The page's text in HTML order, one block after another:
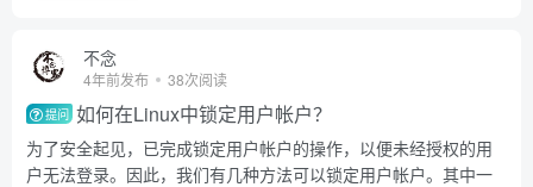
不念
4年前发布 38次阅读
提问 如何在Linux中锁定用户帐户？
为了安全起见，已完成锁定用户帐户的操作，以便未经授权的用
户无法登录。因此，我们有几种方法可以锁定用户帐户。其中一